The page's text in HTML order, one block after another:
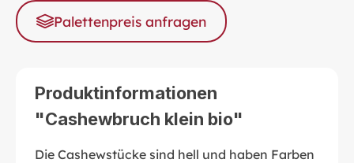
Palettenpreis anfragen
Produktinformationen
"Cashewbruch klein bio"
Die Cashewstücke sind hell und haben Farben